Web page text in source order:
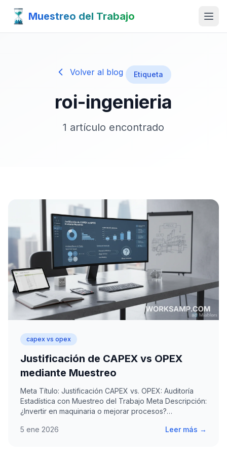
Muestreo del Trabajo
Volver al blog Etiqueta
roi-ingenieria
1 artículo encontrado
capex vs opex
Justificación de CAPEX vs OPEX
mediante Muestreo
Meta Título: Justificación CAPEX vs. OPEX: Auditoría
Estadística con Muestreo del Trabajo Meta Descripción:
¿Invertir en maquinaria o mejorar procesos?…
5 ene 2026 Leer más →